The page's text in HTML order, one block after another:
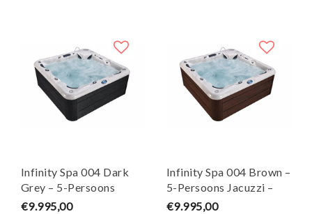
Infinity Spa 004 Dark
Grey – 5-Persoons
Jacuzzi – Wellness Tub
€9.995,00
Infinity Spa 004 Brown –
5-Persoons Jacuzzi –
Wellness Tub
€9.995,00